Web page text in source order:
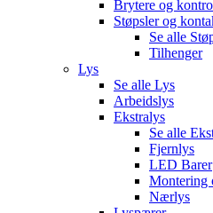
Brytere og
Støpsler og
Se alle
Tilhenger
Lys
Se alle Lys
Arbeidslys
Ekstralys
Se alle
Fjernlys
LED Barer
Montering
Nærlys